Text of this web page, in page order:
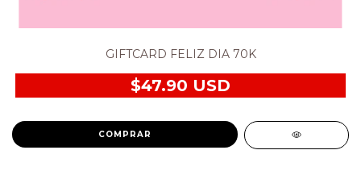
GIFTCARD FELIZ DIA 70K
$47.90 USD